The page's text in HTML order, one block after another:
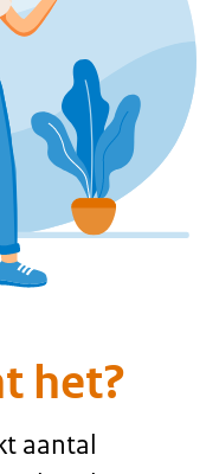
een
om
van